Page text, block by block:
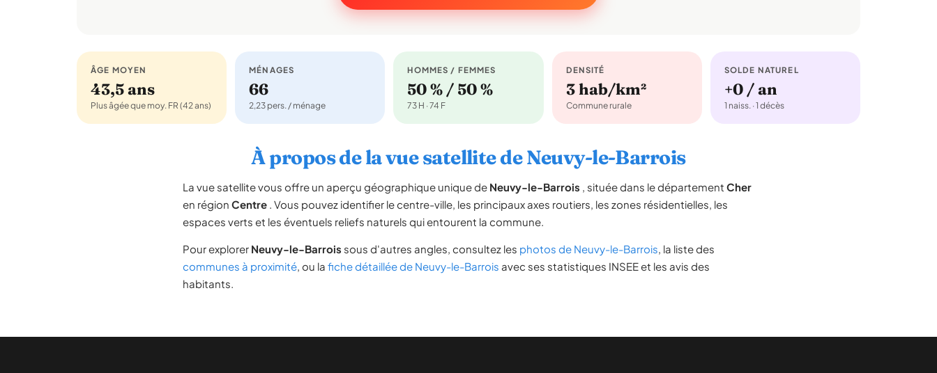
ÂGE MOYEN
43,5 ans
Plus âgée que moy. FR (42 ans)
MÉNAGES
66
2,23 pers. / ménage
HOMMES / FEMMES
50 % / 50 %
73 H · 74 F
DENSITÉ
3 hab/km²
Commune rurale
SOLDE NATUREL
+0 / an
1 naiss. · 1 décès
À propos de la vue satellite de Neuvy-le-Barrois
La vue satellite vous offre un aperçu géographique unique de Neuvy-le-Barrois , située dans le département Cher
en région Centre . Vous pouvez identifier le centre-ville, les principaux axes routiers, les zones résidentielles, les
espaces verts et les éventuels reliefs naturels qui entourent la commune.
Pour explorer Neuvy-le-Barrois sous d'autres angles, consultez les photos de Neuvy-le-Barrois, la liste des
communes à proximité, ou la fiche détaillée de Neuvy-le-Barrois avec ses statistiques INSEE et les avis des
habitants.